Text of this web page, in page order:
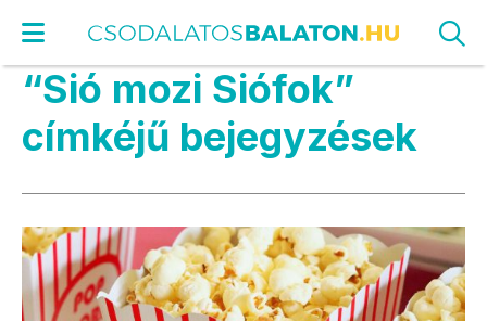
“Sió mozi Siófok”
címkéjű bejegyzések